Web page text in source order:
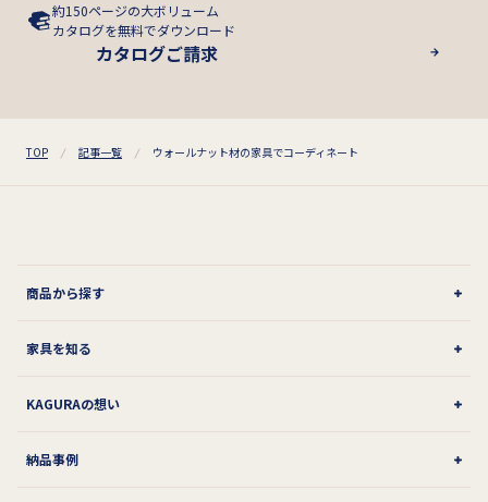
約150ページの大ボリューム
カタログを無料でダウンロード
カタログご請求
TOP 記事一覧 ウォールナット材の家具でコーディネート
商品から探す
家具を知る
KAGURAの想い
納品事例